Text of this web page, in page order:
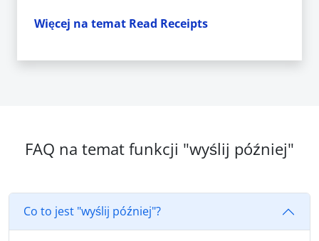
Więcej na temat Read Receipts
FAQ na temat funkcji "wyślij później"
Co to jest "wyślij później"?